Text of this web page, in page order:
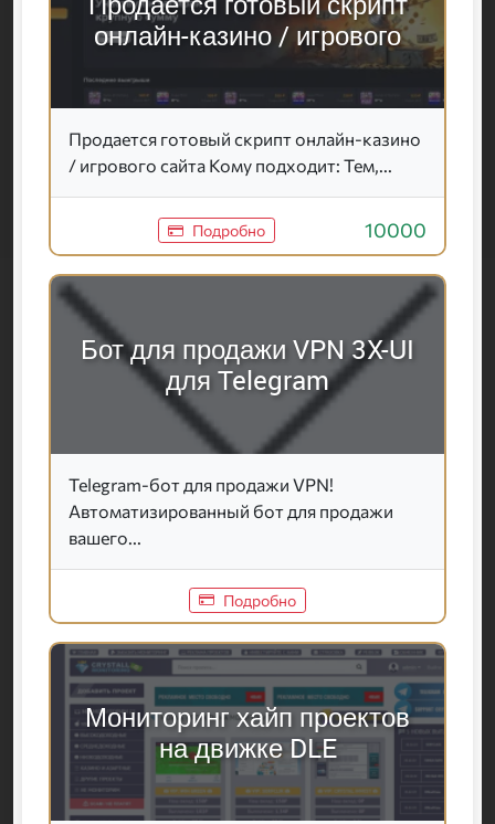
онлайн-казино / игрового
Продается готовый скрипт онлайн-казино
/ игрового сайта Кому подходит: Тем,...
Подробно 10000
Бот для продажи VPN 3X-UI
для Telegram
Telegram-бот для продажи VPN!
Автоматизированный бот для продажи
вашего...
Подробно
Мониторинг хайп проектов
на движке DLE